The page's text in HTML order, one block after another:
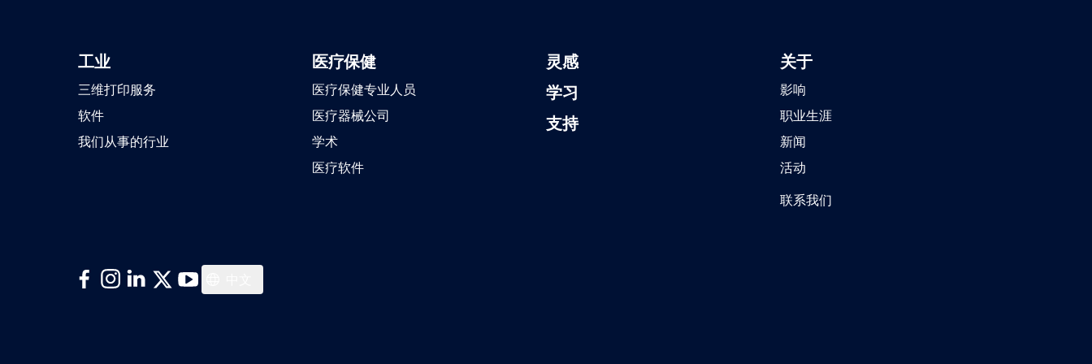
工业
三维打印服务
软件
我们从事的行业
医疗保健
医疗保健专业人员
医疗器械公司
学术
医疗软件
灵感
学习
支持
关于
影响
职业生涯
新闻
活动
联系我们
日本語